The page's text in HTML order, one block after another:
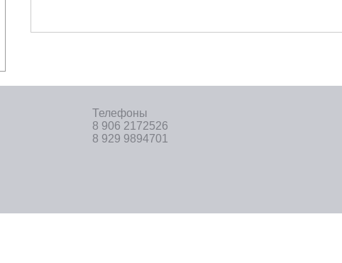
Телефоны
8 906 2172526
8 929 9894701